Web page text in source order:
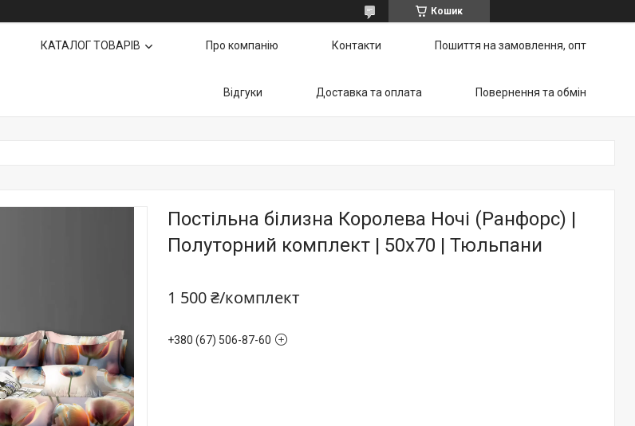
Кошик
КАТАЛОГ ТОВАРІВ Про компанію Контакти Пошиття на замовлення, опт
Відгуки Доставка та оплата Повернення та обмін
Постільна білизна Королева Ночі (Ранфорс) |
Полуторний комплект | 50х70 | Тюльпани
1 500 ₴/комплект
+380 (67) 506-87-60